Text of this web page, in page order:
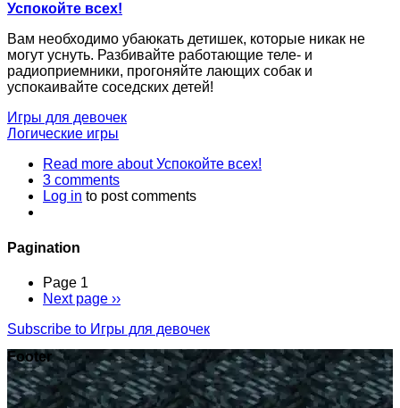
Успокойте всех!
Вам необходимо убаюкать детишек, которые никак не
могут уснуть. Разбивайте работающие теле- и
радиоприемники, прогоняйте лающих собак и
успокаивайте соседских детей!
Игры для девочек
Логические игры
Read more about Успокойте всех!
3 comments
Log in to post comments
Pagination
Page 1
Next page ››
Subscribe to Игры для девочек
Footer